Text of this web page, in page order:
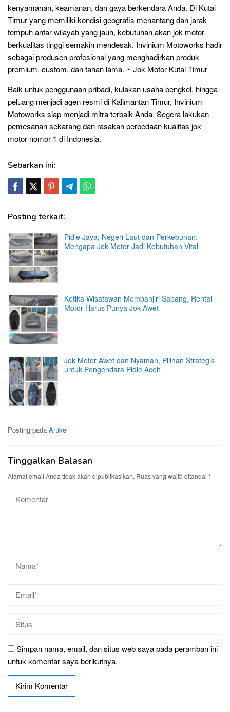
kenyamanan, keamanan, dan gaya berkendara Anda. Di Kutai
Timur yang memiliki kondisi geografis menantang dan jarak
tempuh antar wilayah yang jauh, kebutuhan akan jok motor
berkualitas tinggi semakin mendesak. Invinium Motoworks hadir
sebagai produsen profesional yang menghadirkan produk
premium, custom, dan tahan lama. ~ Jok Motor Kutai Timur
Baik untuk penggunaan pribadi, kulakan usaha bengkel, hingga
peluang menjadi agen resmi di Kalimantan Timur, Invinium
Motoworks siap menjadi mitra terbaik Anda. Segera lakukan
pemesanan sekarang dan rasakan perbedaan kualitas jok
motor nomor 1 di Indonesia.
Sebarkan ini:
Posting terkait:
Pidie Jaya, Negeri Laut dan Perkebunan:
Mengapa Jok Motor Jadi Kebutuhan Vital
Ketika Wisatawan Membanjiri Sabang, Rental
Motor Harus Punya Jok Awet
Jok Motor Awet dan Nyaman, Pilihan Strategis
untuk Pengendara Pidie Aceh
Posting pada Artikel
Tinggalkan Balasan
Alamat email Anda tidak akan dipublikasikan. Ruas yang wajib ditandai *
Simpan nama, email, dan situs web saya pada peramban ini
untuk komentar saya berikutnya.